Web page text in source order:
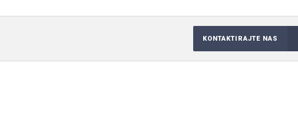
KONTAKTIRAJTE NAS